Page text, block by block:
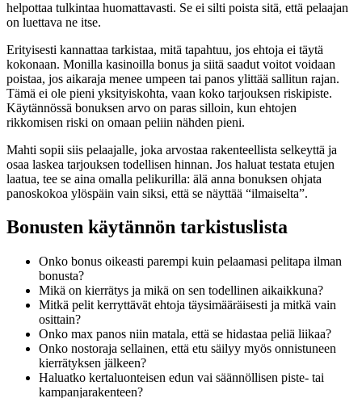
helpottaa tulkintaa huomattavasti. Se ei silti poista sitä, että pelaajan
on luettava ne itse.
Erityisesti kannattaa tarkistaa, mitä tapahtuu, jos ehtoja ei täytä
kokonaan. Monilla kasinoilla bonus ja siitä saadut voitot voidaan
poistaa, jos aikaraja menee umpeen tai panos ylittää sallitun rajan.
Tämä ei ole pieni yksityiskohta, vaan koko tarjouksen riskipiste.
Käytännössä bonuksen arvo on paras silloin, kun ehtojen
rikkomisen riski on omaan peliin nähden pieni.
Mahti sopii siis pelaajalle, joka arvostaa rakenteellista selkeyttä ja
osaa laskea tarjouksen todellisen hinnan. Jos haluat testata etujen
laatua, tee se aina omalla pelikurilla: älä anna bonuksen ohjata
panoskokoa ylöspäin vain siksi, että se näyttää “ilmaiselta”.
Bonusten käytännön tarkistuslista
Onko bonus oikeasti parempi kuin pelaamasi pelitapa ilman
bonusta?
Mikä on kierrätys ja mikä on sen todellinen aikaikkuna?
Mitkä pelit kerryttävät ehtoja täysimääräisesti ja mitkä vain
osittain?
Onko max panos niin matala, että se hidastaa peliä liikaa?
Onko nostoraja sellainen, että etu säilyy myös onnistuneen
kierrätyksen jälkeen?
Haluatko kertaluonteisen edun vai säännöllisen piste- tai
kampanjarakenteen?